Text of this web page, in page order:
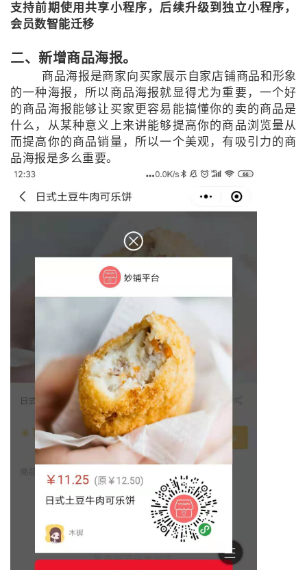
支持前期使用共享小程序，后续升级到独立小程序，
会员数智能迁移
二、新增商品海报。
商品海报是商家向买家展示自家店铺商品和形象
的一种海报，所以商品海报就显得尤为重要，一个好
的商品海报能够让买家更容易能搞懂你的卖的商品是
什么，从某种意义上来讲能够提高你的商品浏览量从
而提高你的商品销量，所以一个美观，有吸引力的商
品海报是多么重要。